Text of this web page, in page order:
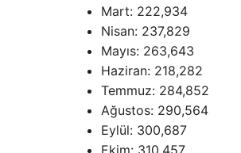
Mart: 222,934
Nisan: 237,829
Mayıs: 263,643
Haziran: 218,282
Temmuz: 284,852
Ağustos: 290,564
Eylül: 300,687
Ekim: 310,457